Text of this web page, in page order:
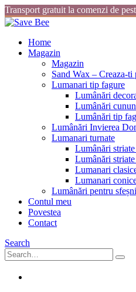
Transport gratuit la comenzi de
Home
Magazin
Magazin
Sand Wax – Creaza-ti
Lumanari tip fagure
Lumânări
Lumânări
Lumânări tip
Lumânări Invierea
Lumanari turnate
Lumânări
Lumânări
Lumanari
Lumanari
Lumânări pentru
Contul meu
Povestea
Contact
Search